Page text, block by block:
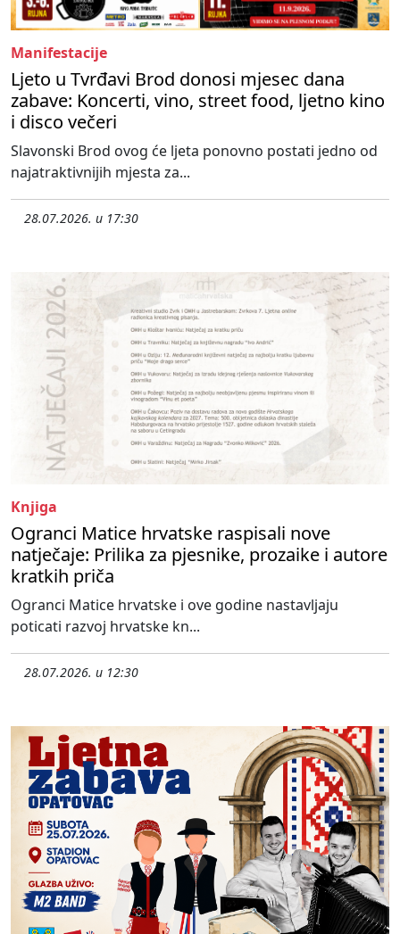
Manifestacije
Ljeto u Tvrđavi Brod donosi mjesec dana
zabave: Koncerti, vino, street food, ljetno kino
i disco večeri
Slavonski Brod ovog će ljeta ponovno postati jedno od
najatraktivnijih mjesta za...
28.07.2026. u 17:30
Knjiga
Ogranci Matice hrvatske raspisali nove
natječaje: Prilika za pjesnike, prozaike i autore
kratkih priča
Ogranci Matice hrvatske i ove godine nastavljaju
poticati razvoj hrvatske kn...
28.07.2026. u 12:30